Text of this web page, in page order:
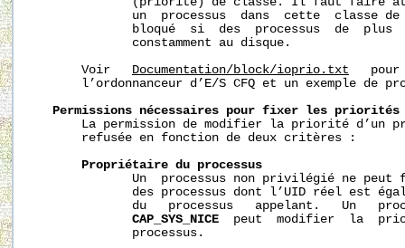
un  processus  dans  cette  classe
bloqué  si  des  processus  de  plus
              constamment au disque.
       Voir
Documentation/block/ioprio.txt
pour
l’ordonnanceur d’E/S CFQ et un exemple de
Permissions nécessaires pour fixer les priorités
La permission de modifier la priorité d’un
       refusée en fonction de deux critères :
Propriétaire du processus
Un  processus non privilégié ne peut
des processus dont l’UID réel est
du   processus   appelant.   Un
CAP_SYS_NICE
peut  modifier  la
              processus.